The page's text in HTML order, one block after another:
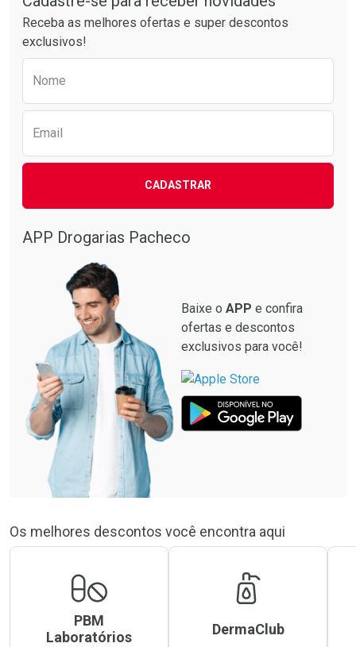
Comprar sem Desconto
Por R$ 63,99/cada
Ativar Desconto
Receba as melhores ofertas e super descontos
exclusivos!
Nome
Email
CADASTRAR
APP Drogarias Pacheco
Baixe o APP e confira
ofertas e descontos
exclusivos para você!
Os melhores descontos você encontra aqui
PBM
Laboratórios
DermaClub